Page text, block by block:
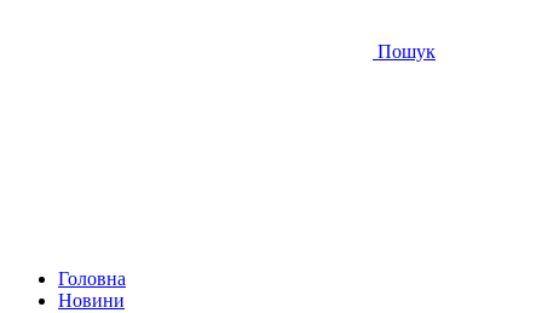
Пошук
Головна
Новини